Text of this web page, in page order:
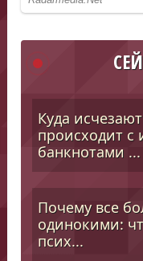
Куда
происходит
банкнотами ...
Почему все
одинокими:
псих...